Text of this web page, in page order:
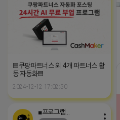
▤쿠팡파트너스 외 4개 파트너스 활
동 자동화▤
2024-12-12 17:02:50